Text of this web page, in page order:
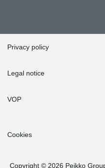
Privacy policy
Legal notice
VOP
Cookies
Copyright © 2026 Peikko